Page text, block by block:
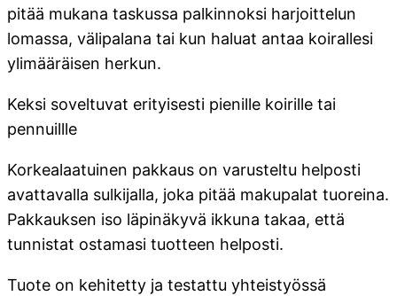
pitää mukana taskussa palkinnoksi harjoittelun
lomassa, välipalana tai kun haluat antaa koirallesi
ylimääräisen herkun.
Keksi soveltuvat erityisesti pienille koirille tai
pennuillle
Korkealaatuinen pakkaus on varusteltu helposti
avattavalla sulkijalla, joka pitää makupalat tuoreina.
Pakkauksen iso läpinäkyvä ikkuna takaa, että
tunnistat ostamasi tuotteen helposti.
Tuote on kehitetty ja testattu yhteistyössä